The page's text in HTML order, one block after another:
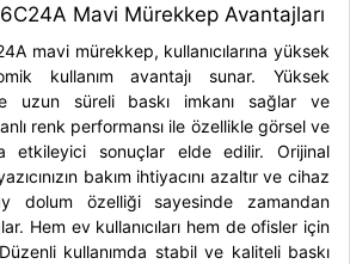
Mavi Mürekkep Avantajları
mavi mürekkep, kullanıcılarına yüksek
kullanım avantajı sunar. Yüksek
uzun süreli baskı imkanı sağlar ve
renk performansı ile özellikle görsel ve
etkileyici sonuçlar elde edilir. Orijinal
bakım ihtiyacını azaltır ve cihaz
dolum özelliği sayesinde zamandan
Hem ev kullanıcıları hem de ofisler için
kullanımda stabil ve kaliteli baskı